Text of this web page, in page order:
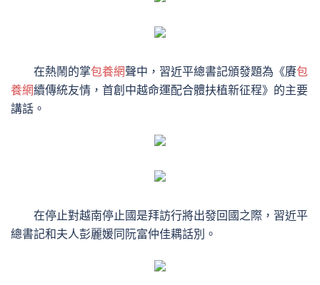
在熱鬧的掌包養網聲中，習近平總書記頒發題為《賡包
養網續傳統友情，首創中越命運配合體扶植新征程》的主要
講話。
在停止對越南停止國是拜訪行將出發回國之際，習近平
總書記和夫人彭麗媛同阮富仲佳耦話別。